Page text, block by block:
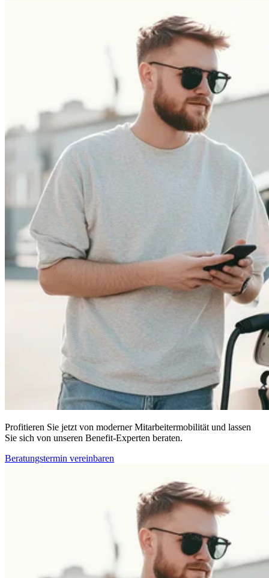
Profitieren Sie jetzt von moderner Mitarbeitermobilität und lassen
Sie sich von unseren Benefit-Experten beraten.
Beratungstermin vereinbaren